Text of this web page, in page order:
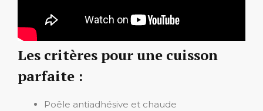
Les critères pour une cuisson
parfaite :
Poêle antiadhésive et chaude